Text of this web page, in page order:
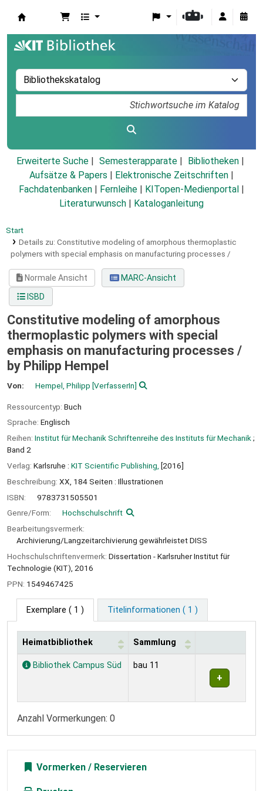
Erweiterte Suche Semesterapparate
Bibliotheken
Aufsätze & Papers
Elektronische Zeitschriften
Fachdatenbanken
Fernleihe KITopen-Medienportal
Literaturwunsch
Kataloganleitung
Start
Details zu: Constitutive modeling of amorphous thermoplastic
polymers with special emphasis on manufacturing processes /
Normale Ansicht
MARC-Ansicht
ISBD
Constitutive modeling of amorphous
thermoplastic polymers with special
emphasis on manufacturing processes /
by Philipp Hempel
Von: Hempel, Philipp [VerfasserIn]
Ressourcentyp: Buch
Sprache: Englisch
Reihen: Institut für Mechanik Schriftenreihe des Instituts für Mechanik ;
Band 2
Verlag: Karlsruhe : KIT Scientific Publishing, [2016]
Beschreibung: XX, 184 Seiten : Illustrationen
ISBN:
9783731505501
Genre/Form:
Hochschulschrift
Bearbeitungsvermerk:
Archivierung/Langzeitarchivierung gewährleistet DISS
Hochschulschriftenvermerk: Dissertation - Karlsruher Institut für
Technologie (KIT), 2016
PPN: 1549467425
Exemplare ( 1 ) Titelinformationen ( 1 )
Exemplare
Heimatbibliothek Sammlung
Bibliothek Campus Süd bau 11
Anzahl Vormerkungen: 0
Vormerken